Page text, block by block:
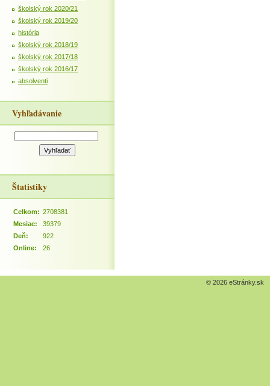
školský rok 2020/21
školský rok 2019/20
história
školský rok 2018/19
školský rok 2017/18
školský rok 2016/17
absolventi
Vyhľadávanie
Štatistiky
Online: 26
Celkom: 2708381
Mesiac:
39379
Deň:
922
© 2026 eStránky.sk